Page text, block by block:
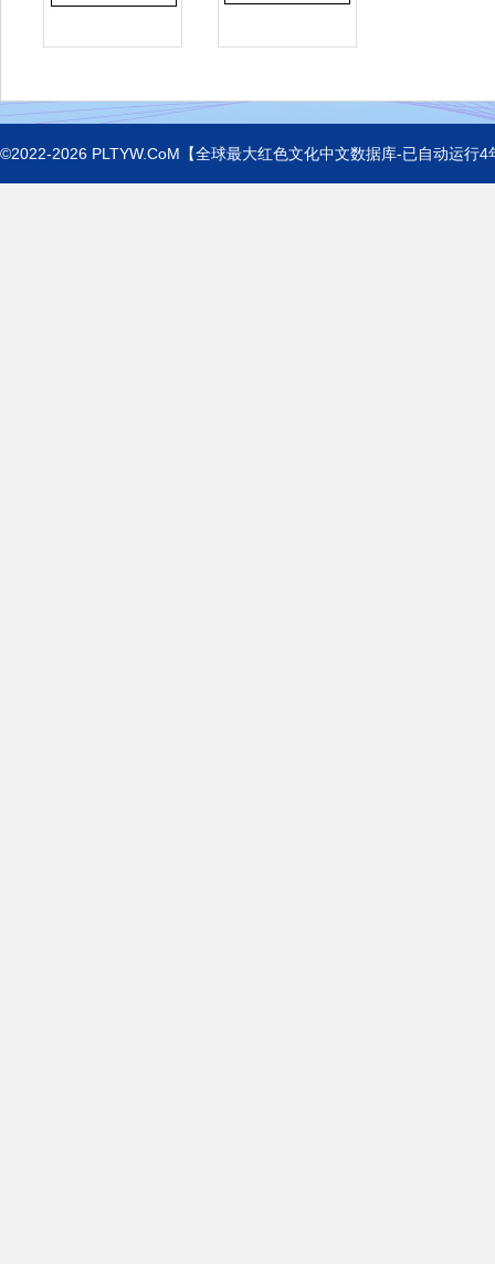
©2022-2026 PLTYW.CoM 【全球最大红色文化中文数据库-已自动运行4